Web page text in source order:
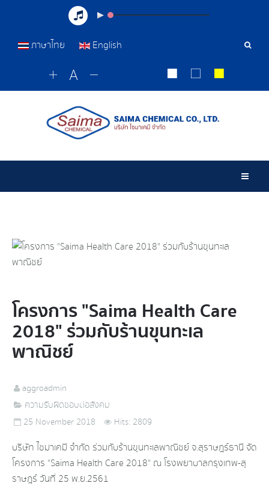
ภาษาไทย English
โครงการ "Saima Health Care
2018" ร่วมกับร้านขุนทะเล
พาณิชย์
aggroadmin
ความรับผิดชอบต่อสังคม
25 November 2018
Hits: 2809
บริษัท ไซมาเคมี จำกัด ร่วมกับร้านขุนทะเลพาณิชย์ จ.สุราษฎร์ธานี จัด
โครงการ "Saima Health Care 2018" ณ โรงพยาบาลกรุงเทพ-สุ
ราษฎร์ วันที่ 25 พ.ย.2561